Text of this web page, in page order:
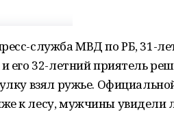
служба МВД по РБ, 31-
и его 32-летний приятель
взял ружье.
к лесу, мужчины увидели